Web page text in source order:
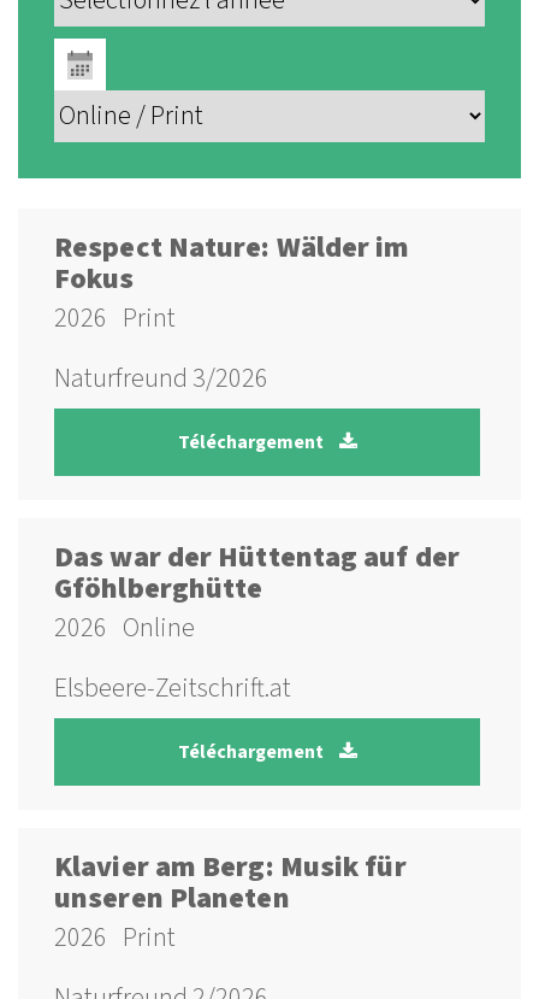
Respect Nature: Wälder im
Fokus
2026 Print
Naturfreund 3/2026
Téléchargement
Das war der Hüttentag auf der
Gföhlberghütte
2026 Online
Elsbeere-Zeitschrift.at
Téléchargement
Klavier am Berg: Musik für
unseren Planeten
2026 Print